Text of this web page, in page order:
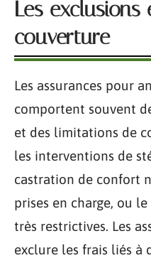
Les
couverture
Les assurances pour
comportent souvent
et des limitations de
les interventions de
castration de confort
prises en charge, ou
très restrictives. Les
exclure les frais liés à